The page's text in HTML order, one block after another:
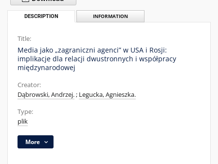
DESCRIPTION INFORMATION
Title:
Media jako „zagraniczni agenci” w USA i Rosji:
implikacje dla relacji dwustronnych i współpracy
międzynarodowej
Creator:
Dąbrowski, Andrzej.; Legucka, Agnieszka.
Type:
plik
More